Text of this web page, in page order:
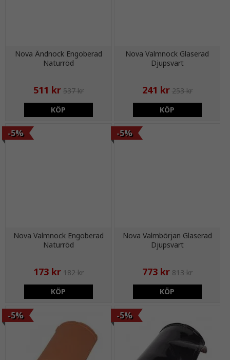
Nova Ändnock Engoberad
Naturröd
511 kr 537 kr
KÖP
Nova Valmnock Glaserad
Djupsvart
241 kr 253 kr
KÖP
Nova Valmnock Engoberad
Naturröd
-5%
173 kr 182 kr
KÖP
Nova Valmbörjan Glaserad
Djupsvart
-5%
773 kr 813 kr
KÖP
-5% -5%